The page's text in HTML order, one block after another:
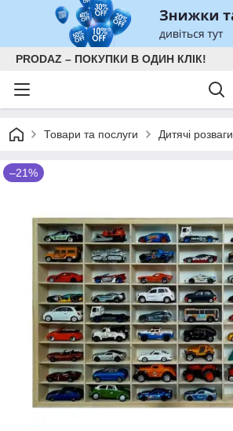
PRODAZ – ПОКУПКИ В ОДИН КЛІК!
Товари та послуги Дитячі розваги
–21%